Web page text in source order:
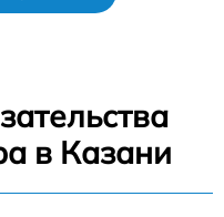
в Казани